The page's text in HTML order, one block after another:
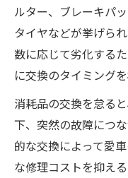
ルター、ブレーキパ
タイヤなどが挙げら
数に応じて劣化する
に交換のタイミング
消耗品の交換を怠る
下、突然の故障につ
的な交換によって愛
な修理コストを抑え